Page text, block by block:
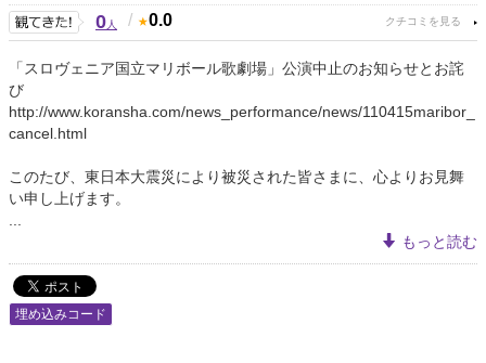
0人 / 0.0
「スロヴェニア国立マリボール歌劇場」公演中止のお知らせとお詫
び
http://www.koransha.com/news_performance/news/110415maribor_
cancel.html
このたび、東日本大震災により被災された皆さまに、心よりお見舞
い申し上げます。
もっと読む
埋め込みコード